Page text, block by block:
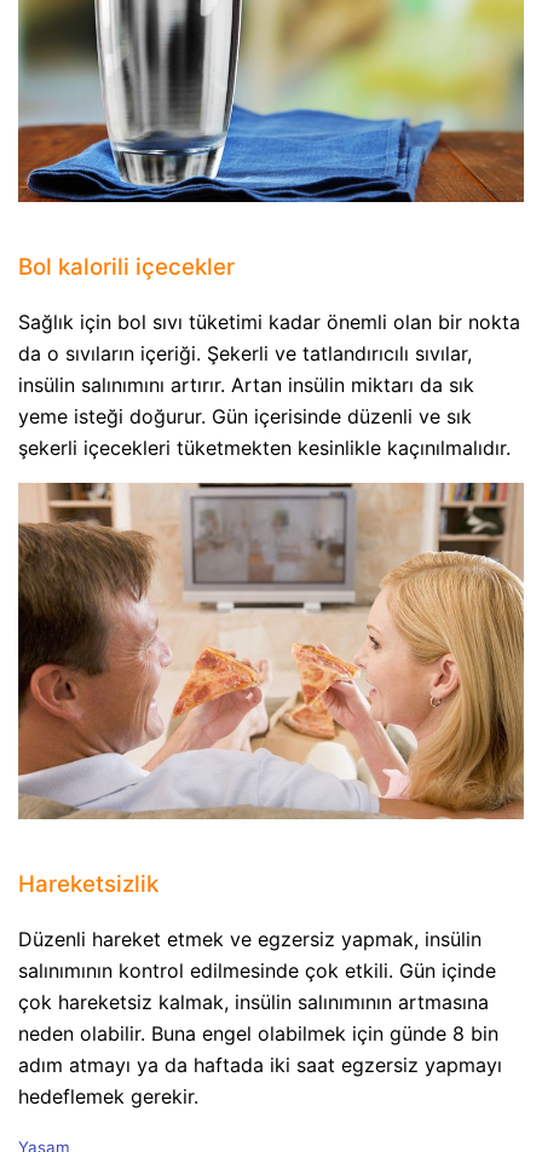
Bol kalorili içecekler
Sağlık için bol sıvı tüketimi kadar önemli olan bir nokta
da o sıvıların içeriği. Şekerli ve tatlandırıcılı sıvılar,
insülin salınımını artırır. Artan insülin miktarı da sık
yeme isteği doğurur. Gün içerisinde düzenli ve sık
şekerli içecekleri tüketmekten kesinlikle kaçınılmalıdır.
Hareketsizlik
Düzenli hareket etmek ve egzersiz yapmak, insülin
salınımının kontrol edilmesinde çok etkili. Gün içinde
çok hareketsiz kalmak, insülin salınımının artmasına
neden olabilir. Buna engel olabilmek için günde 8 bin
adım atmayı ya da haftada iki saat egzersiz yapmayı
hedeflemek gerekir.
C
Yaşam